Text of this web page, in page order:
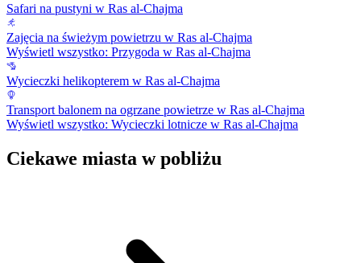
Safari na pustyni w Ras al-Chajma
Zajęcia na świeżym powietrzu w Ras al-Chajma
Wyświetl wszystko: Przygoda w Ras al-Chajma
Wycieczki helikopterem w Ras al-Chajma
Transport balonem na ogrzane powietrze w Ras al-Chajma
Wyświetl wszystko: Wycieczki lotnicze w Ras al-Chajma
Ciekawe miasta w pobliżu